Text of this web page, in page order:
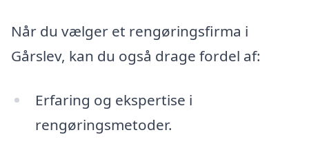
Når du vælger et rengøringsfirma i
Gårslev, kan du også drage fordel af:
Erfaring og ekspertise i
rengøringsmetoder.